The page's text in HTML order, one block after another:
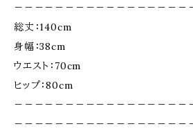
－－－－－－－－－－－－－－－－－
総丈：140cm
身幅：38cm
ウエスト：70cm
ヒップ：80cm
－－－－－－－－－－－－－－－－－
－－－－－－－－－－－－－－－－－